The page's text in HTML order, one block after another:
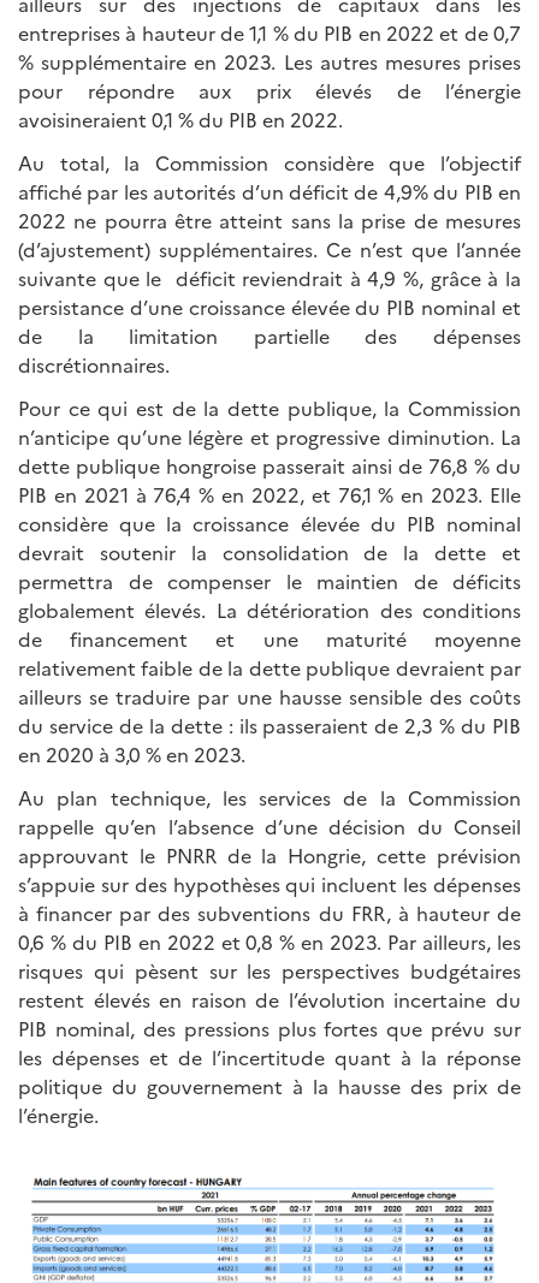
entreprises à hauteur de 1,1 % du PIB en 2022 et de 0,7
% supplémentaire en 2023. Les autres mesures prises
pour répondre aux prix élevés de l’énergie
avoisineraient 0,1 % du PIB en 2022.
Au total, la Commission considère que l’objectif
affiché par les autorités d’un déficit de 4,9% du PIB en
2022 ne pourra être atteint sans la prise de mesures
(d’ajustement) supplémentaires. Ce n’est que l’année
suivante que le déficit reviendrait à 4,9 %, grâce à la
persistance d’une croissance élevée du PIB nominal et
de la limitation partielle des dépenses
discrétionnaires.
Pour ce qui est de la dette publique, la Commission
n’anticipe qu’une légère et progressive diminution. La
dette publique hongroise passerait ainsi de 76,8 % du
PIB en 2021 à 76,4 % en 2022, et 76,1 % en 2023. Elle
considère que la croissance élevée du PIB nominal
devrait soutenir la consolidation de la dette et
permettra de compenser le maintien de déficits
globalement élevés. La détérioration des conditions
de financement et une maturité moyenne
relativement faible de la dette publique devraient par
ailleurs se traduire par une hausse sensible des coûts
du service de la dette : ils passeraient de 2,3 % du PIB
en 2020 à 3,0 % en 2023.
Au plan technique, les services de la Commission
rappelle qu’en l’absence d’une décision du Conseil
approuvant le PNRR de la Hongrie, cette prévision
s’appuie sur des hypothèses qui incluent les dépenses
à financer par des subventions du FRR, à hauteur de
0,6 % du PIB en 2022 et 0,8 % en 2023. Par ailleurs, les
risques qui pèsent sur les perspectives budgétaires
restent élevés en raison de l’évolution incertaine du
PIB nominal, des pressions plus fortes que prévu sur
les dépenses et de l’incertitude quant à la réponse
politique du gouvernement à la hausse des prix de
l’énergie.